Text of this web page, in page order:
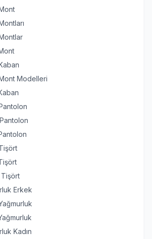
Modelleri
Erkek
Kadın